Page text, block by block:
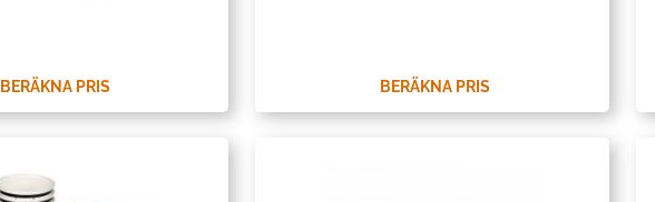
BERÄKNA PRIS BERÄKNA PRIS